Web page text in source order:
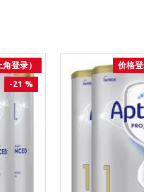
登录）
-21 %
价格登